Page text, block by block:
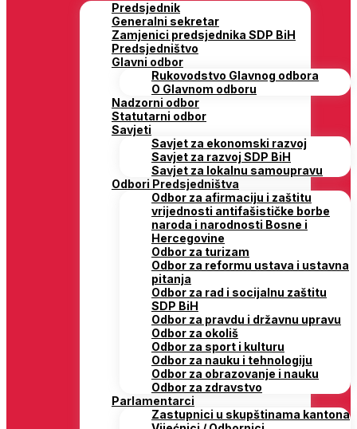
Predsjednik
Generalni sekretar
Zamjenici predsjednika SDP BiH
Predsjedništvo
Glavni odbor
Rukovodstvo Glavnog odbora
O Glavnom odboru
Nadzorni odbor
Statutarni odbor
Savjeti
Savjet za ekonomski razvoj
Savjet za razvoj SDP BiH
Savjet za lokalnu samoupravu
Odbori Predsjedništva
Odbor za afirmaciju i zaštitu
vrijednosti antifašističke borbe
naroda i narodnosti Bosne i
Hercegovine
Odbor za turizam
Odbor za reformu ustava i ustavna
pitanja
Odbor za rad i socijalnu zaštitu
SDP BiH
Odbor za pravdu i državnu upravu
Odbor za okoliš
Odbor za sport i kulturu
Odbor za nauku i tehnologiju
Odbor za obrazovanje i nauku
Odbor za zdravstvo
Parlamentarci
Zastupnici u skupštinama kantona